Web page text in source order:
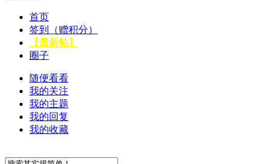
首页
签到（赠积分）
【最新帖】
圈子
随便看看
我的关注
我的主题
我的回复
我的收藏